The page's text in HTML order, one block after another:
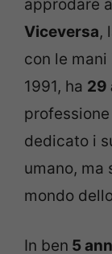
approdare a
Viceversa,
con le mani
1991, ha 29
dedicato i
umano, ma
mondo
In ben 5